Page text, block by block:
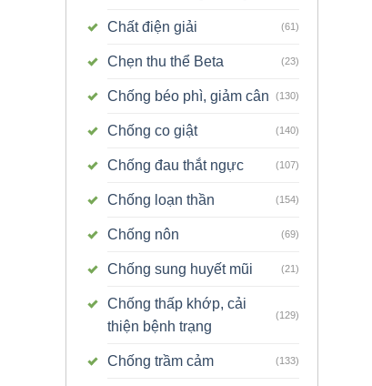
Chất điện giải (61)
Chẹn thu thể Beta (23)
Chống béo phì, giảm cân (130)
Chống co giật (140)
Chống đau thắt ngực (107)
Chống loạn thần (154)
Chống nôn (69)
Chống sung huyết mũi (21)
Chống thấp khớp, cải
thiện bệnh trạng
(129)
Chống trầm cảm (133)